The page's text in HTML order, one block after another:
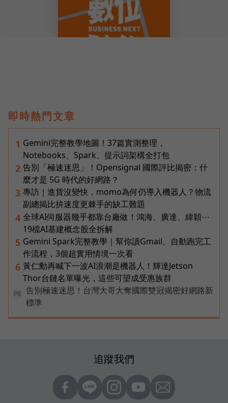
即時熱門文章
1 Gemini完整教學地圖！37篇實測整理，
Notebooks、Spark、提示詞架構全打包
2 告別「極速迷思」！Opensignal 國際評比揭密：什
麼才是 5G 時代的好網路？
3 專訪｜進貨沒變快，momo為何仍導入機器人？物流
副總揭比拚速度更棘手的缺工難題
4 全球AI伺服器幾乎都靠台廠做！鴻海、廣達、緯穎⋯
19檔AI基建概念股全拆解
5 Gemini Spark完整教學｜幫你讀Gmail、自動跑完工
作流程，3個超實用情境一次看
6 黃仁勳再喊下一波AI浪潮是機器人！輝達Jetson
Thor台鏈名單曝光，這些可望成受惠族群
PR
告別極速迷思！台灣大哥大奪國際雙冠揭密好網路新
標準
追蹤我們